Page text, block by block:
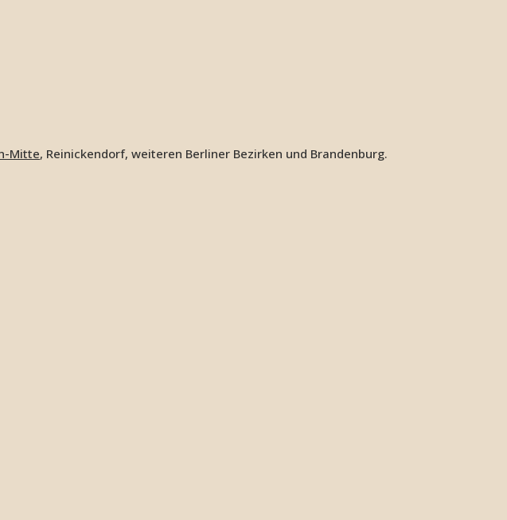
Mitte, Reinickendorf, weiteren Berliner Bezirken und Brandenburg.